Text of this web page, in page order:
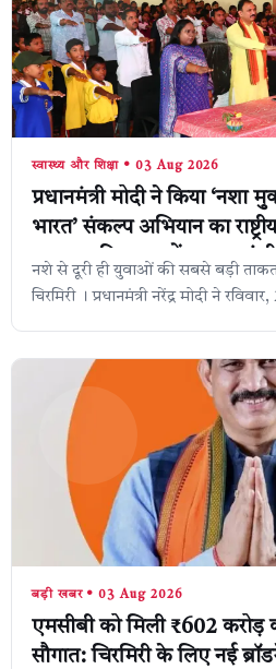
स्वास्थ्य और शिक्षा • 03 Aug 2026
प्रधानमंत्री मोदी ने किया ‘नशा
भारत’ संकल्प अभियान का
एकलव्य विद्यालय में स्वास्थ्य
नशे से दूरी ही युवाओं की सबसे बड़ी ताकत
चिरमिरी । प्रधानमंत्री नरेंद्र मोदी ने
बड़ी खबर • 03 Aug 2026
एमसीबी को मिली ₹602 करोड़
सौगात: चिरमिरी के लिए नई